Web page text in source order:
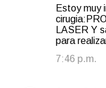
Estoy muy
LASER Y
para
7:46 p.m.